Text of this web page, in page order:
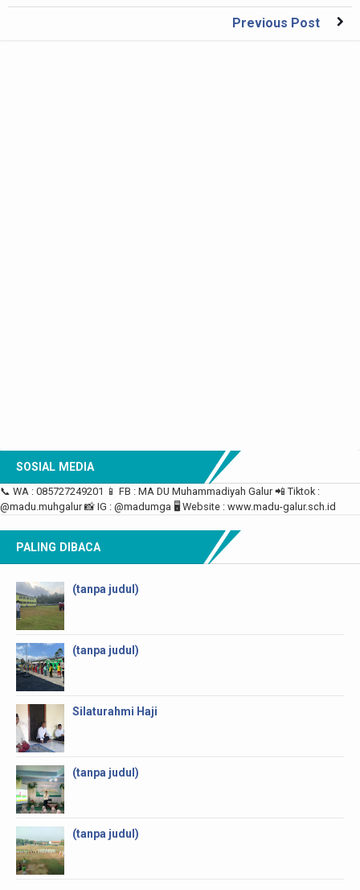
Previous Post
SOSIAL MEDIA
📞 WA : 085727249201 📱 FB : MA DU Muhammadiyah Galur 📲 Tiktok :
@madu.muhgalur 📸 IG : @madumga 🖥 Website : www.madu-galur.sch.id
PALING DIBACA
(tanpa judul)
(tanpa judul)
Silaturahmi Haji
(tanpa judul)
(tanpa judul)